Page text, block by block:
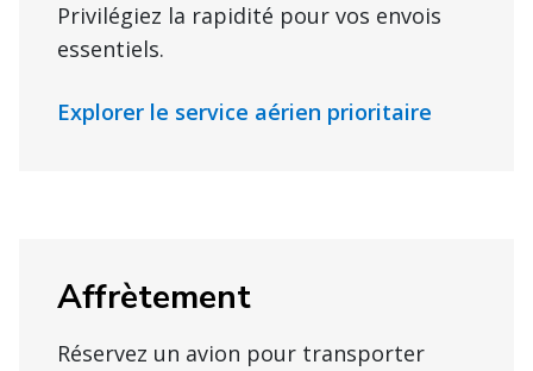
Privilégiez la rapidité pour vos envois
essentiels.
Explorer le service aérien prioritaire
Affrètement
Réservez un avion pour transporter